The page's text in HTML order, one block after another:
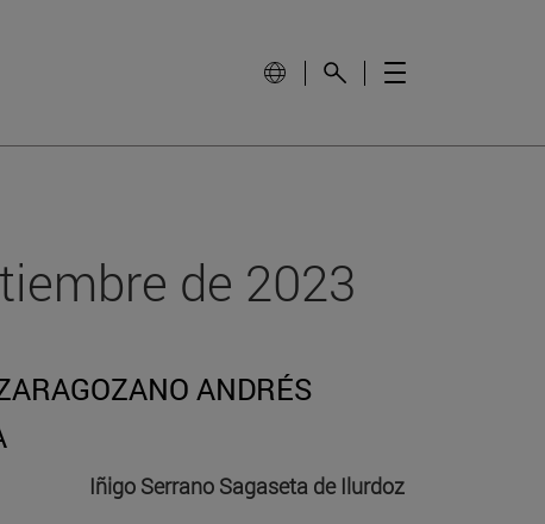
de 2023
ANDRÉS
Iñigo Serrano Sagaseta de Ilurdoz